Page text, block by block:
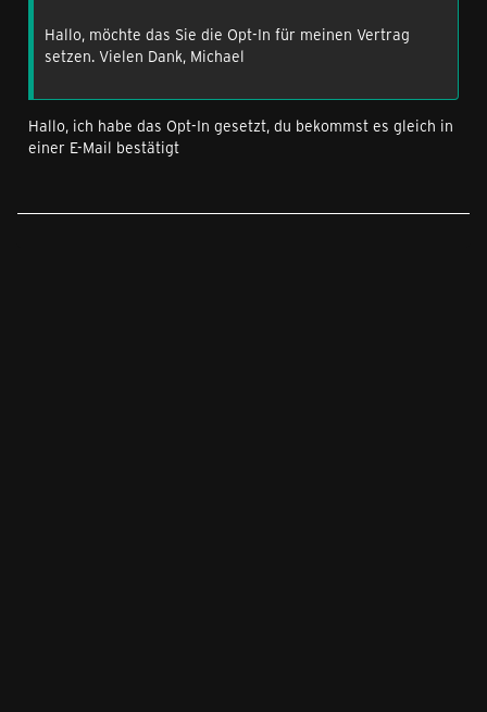
Hallo, möchte das Sie die Opt-In für meinen Vertrag
setzen. Vielen Dank, Michael
Hallo, ich habe das Opt-In gesetzt, du bekommst es gleich in
einer E-Mail bestätigt